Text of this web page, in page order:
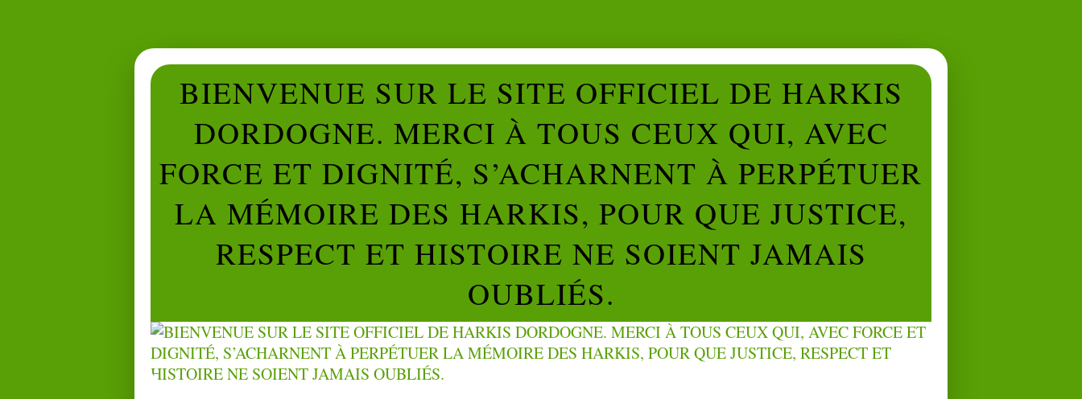
BIENVENUE SUR LE SITE OFFICIEL DE HARKIS
DORDOGNE. MERCI À TOUS CEUX QUI, AVEC
FORCE ET DIGNITÉ, S’ACHARNENT À PERPÉTUER
LA MÉMOIRE DES HARKIS, POUR QUE JUSTICE,
RESPECT ET HISTOIRE NE SOIENT JAMAIS
OUBLIÉS.